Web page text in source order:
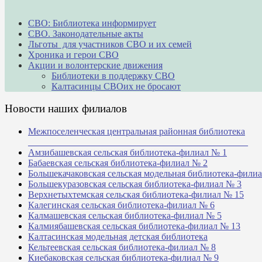
СВО: Библиотека информирует
СВО. Законодательные акты
Льготы для участников СВО и их семей
Хроника и герои СВО
Акции и волонтерские движения
Библиотеки в поддержку СВО
Калтасинцы СВОих не бросают
Новости наших филиалов
Межпоселенческая центральная районная библиотека
Амзибашевская сельская библиотека-филиал № 1
Бабаевская сельская библиотека-филиал № 2
Большекачаковская сельская модельная библиотека-
Большекуразовская сельская библиотека-филиал № 3
Верхнетыхтемская сельская библиотека-филиал № 15
Калегинская сельская библиотека-филиал № 6
Калмашевская сельская библиотека-филиал № 5
Калмиябашевская сельская библиотека-филиал № 13
Калтасинская модельная детская библиотека
Кельтеевская сельская библиотека-филиал № 8
Киебаковская сельская библиотека-филиал № 9